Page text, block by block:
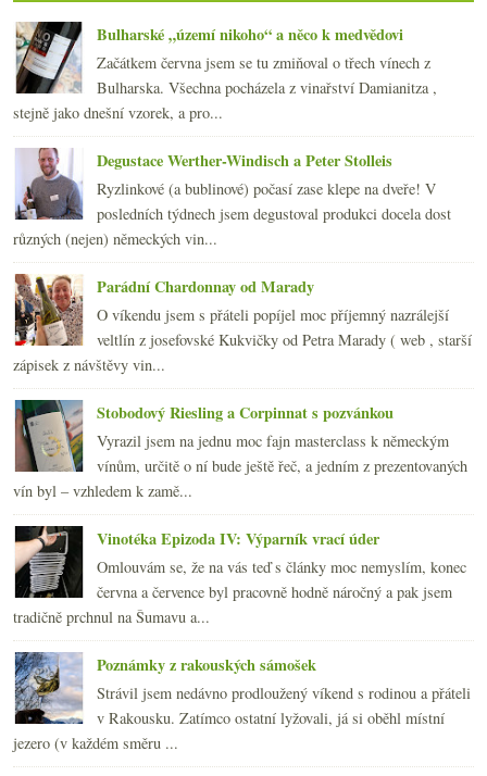
►dubna
►března
►února(20)
ledna (22)
2012
2011 (252)
►2010(249)
►2009(249)
►2008(270)
►2007(108)
Bulharské „území nikoho“ a něco k medvědovi
Začátkem června jsem se tu zmiňoval o třech vínech z
Bulharska. Všechna pocházela z vinařství Damianitza ,
stejně jako dnešní vzorek, a pro...
Degustace Werther-Windisch a Peter Stolleis
Ryzlinkové (a bublinové) počasí zase klepe na dveře! V
posledních týdnech jsem degustoval produkci docela dost
různých (nejen) německých vin...
Parádní Chardonnay od Marady
O víkendu jsem s přáteli popíjel moc příjemný nazrálejší
veltlín z josefovské Kukvičky od Petra Marady ( web , starší
zápisek z návštěvy vin...
Stobodový Riesling a Corpinnat s pozvánkou
Vyrazil jsem na jednu moc fajn masterclass k německým
vínům, určitě o ní bude ještě řeč, a jedním z prezentovaných
vín byl – vzhledem k zamě...
Vinotéka Epizoda IV: Výparník vrací úder
Omlouvám se, že na vás teď s články moc nemyslím, konec
června a července byl pracovně hodně náročný a pak jsem
tradičně prchnul na Šumavu a...
Poznámky z rakouských sámošek
Strávil jsem nedávno prodloužený víkend s rodinou a přáteli
v Rakousku. Zatímco ostatní lyžovali, já si oběhl místní
jezero (v každém směru ...